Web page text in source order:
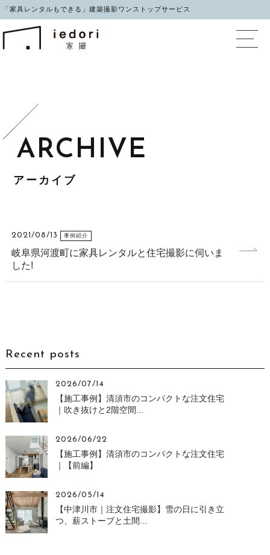
「家具レンタルもできる」建築撮影ワンストップサービス
イエドリ（家撮）家
アーカイブ
2021/08/13 事例紹介
岐阜県河渡町に家具レンタルと住宅撮影に伺いま
した!
Recent posts
2026/07/14
【施工事例】清須市のコンパクトな注文住宅
｜吹き抜けと2階空間...
2026/06/22
【施工事例】清須市のコンパクトな注文住宅
｜【前編】
2026/05/14
【中津川市｜注文住宅撮影】雪の日に引き立
つ、薪ストーブと土間...